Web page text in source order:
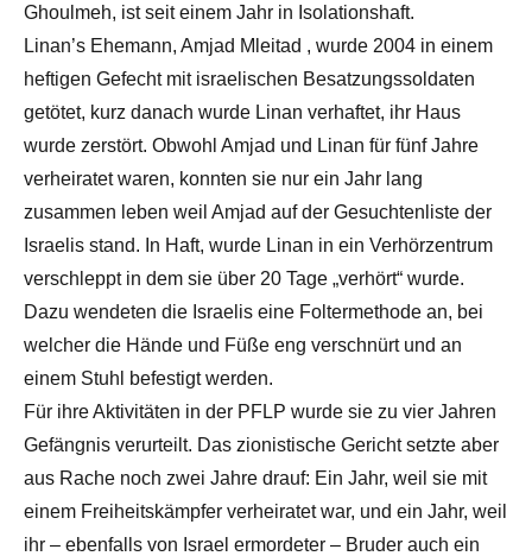
Ghoulmeh, ist seit einem Jahr in Isolationshaft.
Linan’s Ehemann, Amjad Mleitad , wurde 2004 in einem
heftigen Gefecht mit israelischen Besatzungssoldaten
getötet, kurz danach wurde Linan verhaftet, ihr Haus
wurde zerstört. Obwohl Amjad und Linan für fünf Jahre
verheiratet waren, konnten sie nur ein Jahr lang
zusammen leben weil Amjad auf der Gesuchtenliste der
Israelis stand. In Haft, wurde Linan in ein Verhörzentrum
verschleppt in dem sie über 20 Tage „verhört“ wurde.
Dazu wendeten die Israelis eine Foltermethode an, bei
welcher die Hände und Füße eng verschnürt und an
einem Stuhl befestigt werden.
Für ihre Aktivitäten in der PFLP wurde sie zu vier Jahren
Gefängnis verurteilt. Das zionistische Gericht setzte aber
aus Rache noch zwei Jahre drauf: Ein Jahr, weil sie mit
einem Freiheitskämpfer verheiratet war, und ein Jahr, weil
ihr – ebenfalls von Israel ermordeter – Bruder auch ein